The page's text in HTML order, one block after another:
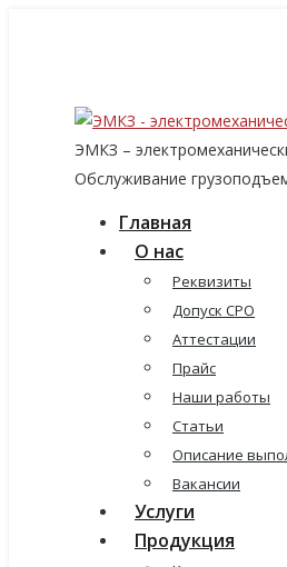
ЭМКЗ –
Обслуживание
Главная
О нас
Реквизиты
Допуск СРО
Аттестации
Прайс
Наши работы
Статьи
Описание
Вакансии
Услуги
Продукция